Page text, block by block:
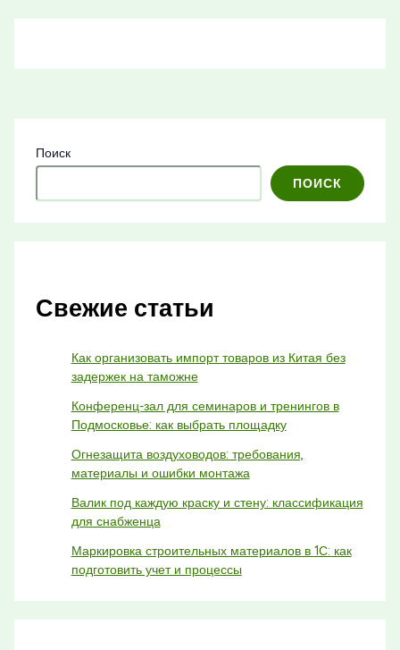
Поиск
ПОИСК
Свежие статьи
Как организовать импорт товаров из Китая без
задержек на таможне
Конференц-зал для семинаров и тренингов в
Подмосковье: как выбрать площадку
Огнезащита воздуховодов: требования,
материалы и ошибки монтажа
Валик под каждую краску и стену: классификация
для снабженца
Маркировка строительных материалов в 1С: как
подготовить учет и процессы